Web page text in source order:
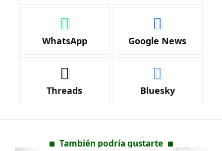
WhatsApp Google News
Threads Bluesky
También podría gustarte